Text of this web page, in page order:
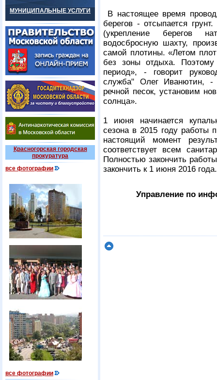
МУНИЦИПАЛЬНЫЕ УСЛУГИ
Красногорская городская
прокуратура
все фотографии
все фотографии
В настоящее время
берегов - отсыпается
(укрепление берегов
водосбросную шахту,
самой плотины. «Летом
без зоны отдыха.
период», - говорит
служба" Олег Иванютин, -
речной песок, установим
солнца».
1 июня начинается
сезона в 2015 году работы
настоящий момент
соответствует всем
Полностью закончить
закончить к 1 июня 2016
Управление по